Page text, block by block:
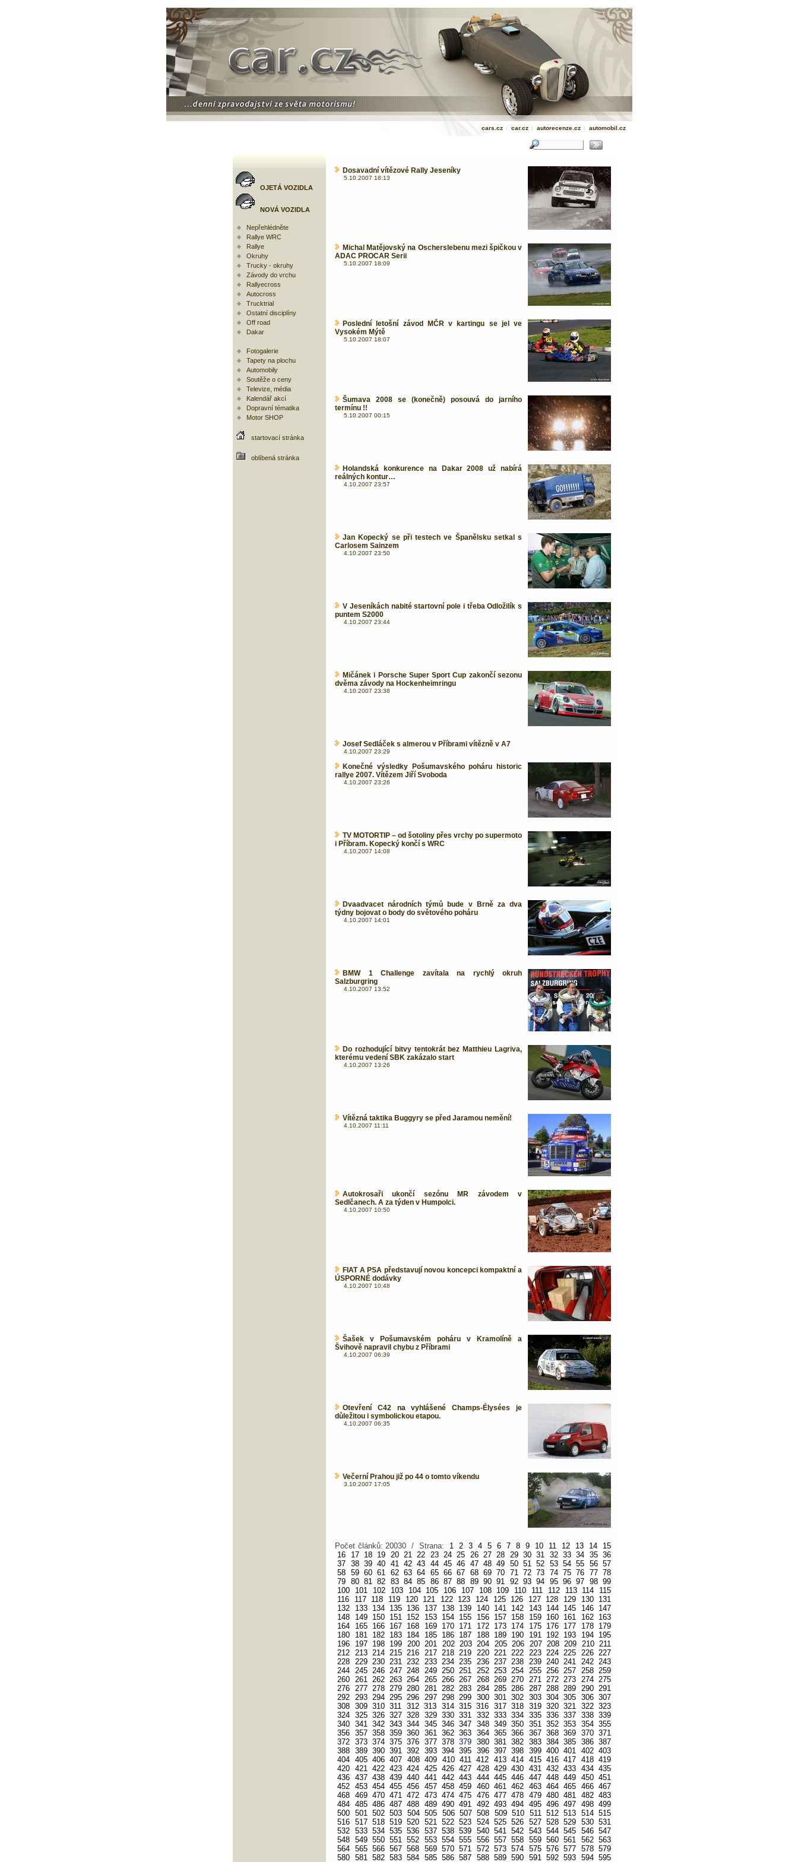
cars.cz | car.cz | autorecenze.cz | automobil.cz
OJETÁ VOZIDLA
NOVÁ VOZIDLA
Nepřehlédněte
Rallye WRC
Rallye
Okruhy
Trucky - okruhy
Závody do vrchu
Rallyecross
Autocross
Trucktrial
Ostatní disciplíny
Off road
Dakar
Fotogalerie
Tapety na plochu
Automobily
Soutěže o ceny
Televize, média
Kalendář akcí
Dopravní tématika
Motor SHOP
startovací stránka
oblíbená stránka
Dosavadní vítězové Rally Jeseníky
5.10.2007 18:13
Michal Matějovský na Oscherslebenu mezi špičkou v
ADAC PROCAR Serii
5.10.2007 18:09
Poslední letošní závod MČR v kartingu se jel ve
Vysokém Mýtě
5.10.2007 18:07
Šumava 2008 se (konečně) posouvá do jarního
termínu !!
5.10.2007 00:15
Holandská konkurence na Dakar 2008 už nabírá
reálných kontur…
4.10.2007 23:57
Jan Kopecký se při testech ve Španělsku setkal s
Carlosem Sainzem
4.10.2007 23:50
V Jeseníkách nabité startovní pole i třeba Odložilík s
puntem S2000
4.10.2007 23:44
Mičánek i Porsche Super Sport Cup zakončí sezonu
dvěma závody na Hockenheimringu
4.10.2007 23:38
Josef Sedláček s almerou v Příbrami vítězně v A7
4.10.2007 23:29
Konečné výsledky Pošumavského poháru historic
rallye 2007. Vítězem Jiří Svoboda
4.10.2007 23:26
TV MOTORTIP – od šotoliny přes vrchy po supermoto
i Příbram. Kopecký končí s WRC
4.10.2007 14:08
Dvaadvacet národních týmů bude v Brně za dva
týdny bojovat o body do světového poháru
4.10.2007 14:01
BMW 1 Challenge zavítala na rychlý okruh
Salzburgring
4.10.2007 13:52
Do rozhodující bitvy tentokrát bez Matthieu Lagriva,
kterému vedení SBK zakázalo start
4.10.2007 13:26
Vítězná taktika Buggyry se před Jaramou nemění!
4.10.2007 11:11
Autokrosaři ukončí sezónu MR závodem v
Sedlčanech. A za týden v Humpolci.
4.10.2007 10:50
FIAT A PSA představují novou koncepci kompaktní a
ÚSPORNÉ dodávky
4.10.2007 10:48
Šašek v Pošumavském poháru v Kramolíně a
Švihově napravil chybu z Příbrami
4.10.2007 06:39
Otevření C42 na vyhlášené Champs-Élysées je
důležitou i symbolickou etapou.
4.10.2007 06:35
Večerní Prahou již po 44 o tomto víkendu
3.10.2007 17:05
Počet článků: 20030 / Strana: 1 2 3 4 5 6 7 8 9 10 11 12 13 14
15
16
17 18 19 20 21 22 23 24 25 26 27 28 29 30 31 32 33 34 35 36
37 38 39 40 41 42 43 44 45 46 47 48 49 50 51 52 53 54 55 56 57
58 59 60 61 62 63 64 65 66 67 68 69 70 71 72 73 74 75 76 77 78
79 80 81 82 83 84 85 86 87 88 89 90 91 92 93 94 95 96 97 98 99
100
101 102 103 104 105 106 107 108 109 110 111 112 113 114
115
116
117 118 119 120 121 122 123 124 125 126 127 128 129 130
131
132
133 134 135 136 137 138 139 140 141 142 143 144 145 146
147
148
149 150 151 152 153 154 155 156 157 158 159 160 161 162
163
164
165 166 167 168 169 170 171 172 173 174 175 176 177 178
179
180
181 182 183 184 185 186 187 188 189 190 191 192 193 194
195
196
197 198 199 200 201 202 203 204 205 206 207 208 209 210 211
212 213 214 215 216 217 218 219 220 221 222 223 224 225 226 227
228 229 230 231 232 233 234 235 236 237 238 239 240 241 242 243
244 245 246 247 248 249 250 251 252 253 254 255 256 257 258 259
260 261 262 263 264 265 266 267 268 269 270 271 272 273 274 275
276 277 278 279 280 281 282 283 284 285 286 287 288 289 290 291
292 293 294 295 296 297 298 299 300 301 302 303 304 305 306 307
308 309 310 311 312 313 314 315 316 317 318 319 320 321 322 323
324 325 326 327 328 329 330 331 332 333 334 335 336 337 338 339
340 341 342 343 344 345 346 347 348 349 350 351 352 353 354 355
356 357 358 359 360 361 362 363 364 365 366 367 368 369 370 371
372 373 374 375 376 377 378 379 380 381 382 383 384 385 386 387
388 389 390 391 392 393 394 395 396 397 398 399 400 401 402 403
404 405 406 407 408 409 410 411 412 413 414 415 416 417 418 419
420 421 422 423 424 425 426 427 428 429 430 431 432 433 434 435
436 437 438 439 440 441 442 443 444 445 446 447 448 449 450 451
452 453 454 455 456 457 458 459 460 461 462 463 464 465 466 467
468 469 470 471 472 473 474 475 476 477 478 479 480 481 482 483
484 485 486 487 488 489 490 491 492 493 494 495 496 497 498 499
500 501 502 503 504 505 506 507 508 509 510 511 512 513 514 515
516 517 518 519 520 521 522 523 524 525 526 527 528 529 530 531
532 533 534 535 536 537 538 539 540 541 542 543 544 545 546 547
548 549 550 551 552 553 554 555 556 557 558 559 560 561 562 563
564 565 566 567 568 569 570 571 572 573 574 575 576 577 578 579
580 581 582 583 584 585 586 587 588 589 590 591 592 593 594 595